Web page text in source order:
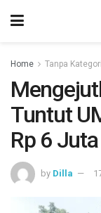
Home Tanpa Kategori
Tuntut
Rp 6 Juta
by Dilla